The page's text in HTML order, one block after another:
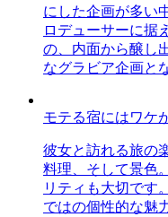
にした企画が多い
ロデューサーに据
の、内面から醸し
なグラビア企画と
モテる宿にはワケ
彼女と訪れる旅の
料理、そして景色
リティも大切です
ではの個性的な魅